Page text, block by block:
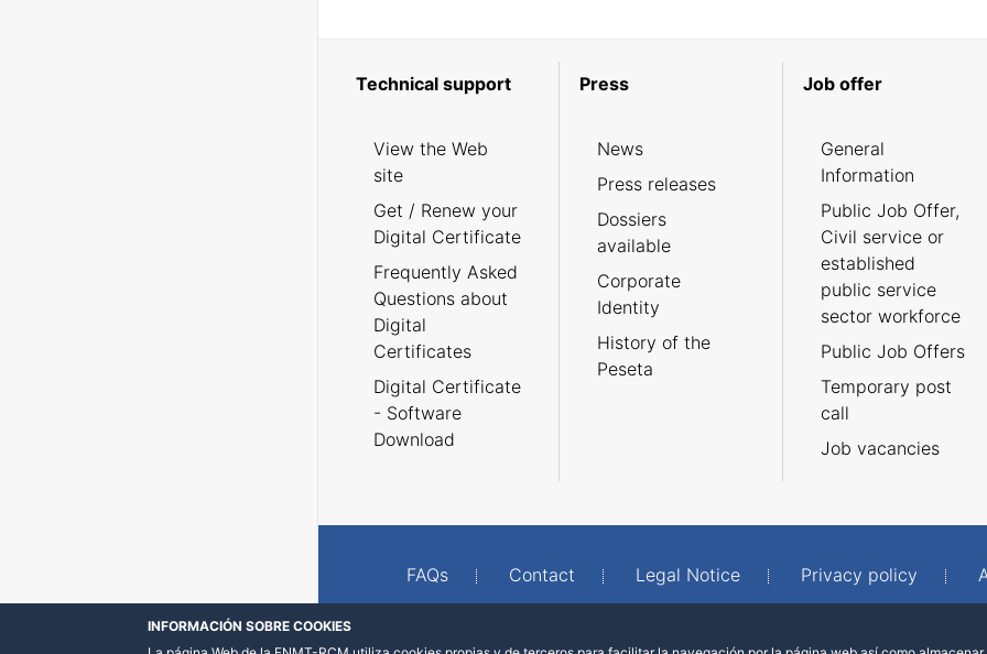
Technical support
View the Web
site
Get / Renew your
Digital Certificate
Frequently Asked
Questions about
Digital
Certificates
Digital Certificate
- Software
Download
Press
News
Press releases
Dossiers
available
Corporate
Identity
History of the
Peseta
Job offer
General
Information
Public Job Offer,
Civil service or
established
public service
sector workforce
Public Job Offers
Temporary post
call
Job vacancies
FAQs Contact Legal Notice Privacy policy
INFORMACIÓN SOBRE COOKIES